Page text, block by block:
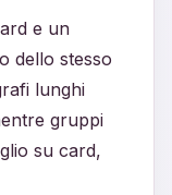
e un
dello stesso
lunghi
gruppi
su card,